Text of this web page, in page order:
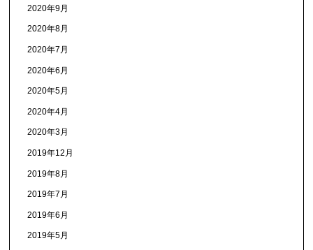
2020年9月
2020年8月
2020年7月
2020年6月
2020年5月
2020年4月
2020年3月
2019年12月
2019年8月
2019年7月
2019年6月
2019年5月